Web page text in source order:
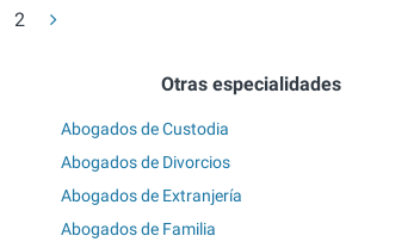
2
Otras especialidades
Abogados de Custodia
Abogados de Divorcios
Abogados de Extranjería
Abogados de Familia